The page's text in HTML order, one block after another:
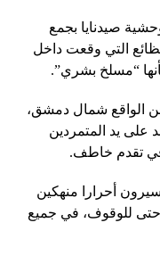
صيدنايا بجمع
التي وقعت داخل
“مسلخ بشري”.
الواقع شمال دمشق،
على يد المتمردين
في تقدم خاطف.
أحرارا منهكين
حتى للوقوف، في جميع